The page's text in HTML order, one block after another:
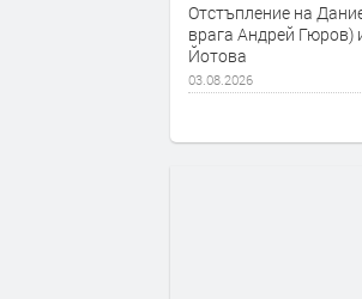
Отстъпление на
врага Андрей Гюров)
Йотова
03.08.2026